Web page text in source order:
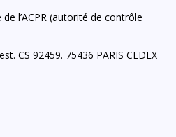
l’ACPR (autorité de contrôle
CS 92459. 75436 PARIS CEDEX